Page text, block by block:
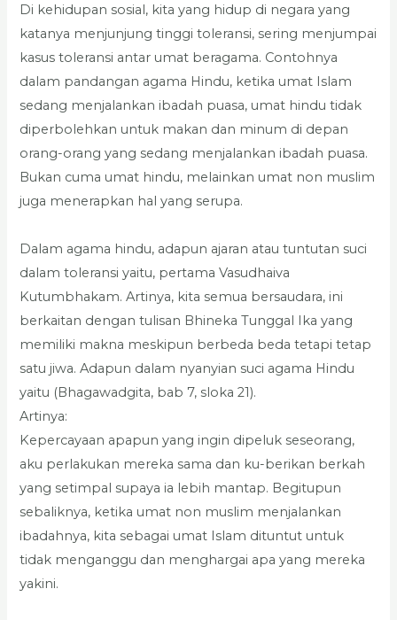
Di kehidupan sosial, kita yang hidup di negara yang
katanya menjunjung tinggi toleransi, sering menjumpai
kasus toleransi antar umat beragama. Contohnya
dalam pandangan agama Hindu, ketika umat Islam
sedang menjalankan ibadah puasa, umat hindu tidak
diperbolehkan untuk makan dan minum di depan
orang-orang yang sedang menjalankan ibadah puasa.
Bukan cuma umat hindu, melainkan umat non muslim
juga menerapkan hal yang serupa.
Dalam agama hindu, adapun ajaran atau tuntutan suci
dalam toleransi yaitu, pertama Vasudhaiva
Kutumbhakam. Artinya, kita semua bersaudara, ini
berkaitan dengan tulisan Bhineka Tunggal Ika yang
memiliki makna meskipun berbeda beda tetapi tetap
satu jiwa. Adapun dalam nyanyian suci agama Hindu
yaitu (Bhagawadgita, bab 7, sloka 21).
Artinya:
Kepercayaan apapun yang ingin dipeluk seseorang,
aku perlakukan mereka sama dan ku-berikan berkah
yang setimpal supaya ia lebih mantap. Begitupun
sebaliknya, ketika umat non muslim menjalankan
ibadahnya, kita sebagai umat Islam dituntut untuk
tidak menganggu dan menghargai apa yang mereka
yakini.